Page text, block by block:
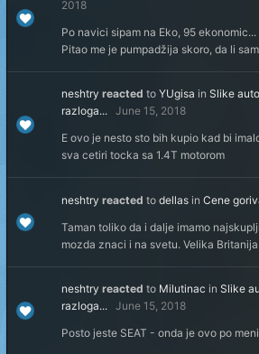
2018
Po navici sipam na Eko, 95 ekonomic...
Pitao me je pumpadžija skoro, da li
neshtry reacted to YUgisa in Slike
razloga... June 15, 2018
E ovo je nesto sto bih kupio kad bi
sva cetiri tocka sa 1.4T motorom
neshtry reacted to dellas in Cene
Taman toliko da i dalje imamo
mozda znaci i na svetu. Velika
neshtry reacted to Milutinac in Slike
razloga... June 15, 2018
Posto jeste SEAT - onda je ovo po